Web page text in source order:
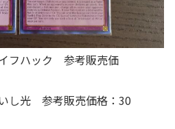
フハック 参考販売価
し光 参考販売価格：30